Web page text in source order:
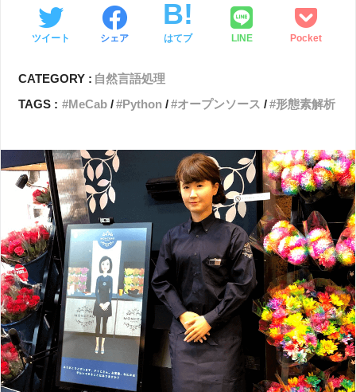
ツイート シェア はてブ LINE Pocket
CATEGORY : 自然言語処理
TAGS :
MeCab Python オープンソース 形態素解析